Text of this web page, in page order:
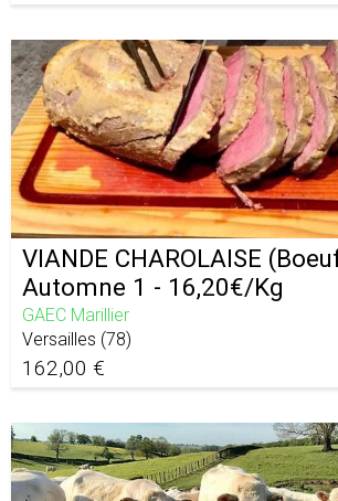
VIANDE CHAROLAISE
Automne 1 - 16,20€/Kg
GAEC Marillier
Versailles (78)
162,00 €